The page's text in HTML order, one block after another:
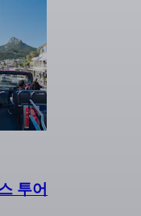
투어